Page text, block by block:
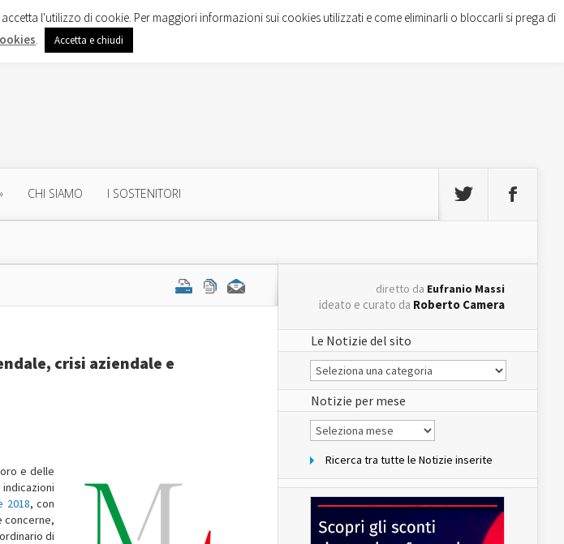
CHI SIAMO I SOSTENITORI
crisi aziendale e
e delle
2018, con
concerne,
di
diretto da Eufranio Massi
ideato e curato da Roberto Camera
Le Notizie del sito
Le
Notizie
del
sito
Notizie per mese
Notizie
per
Ricerca tra tutte le Notizie inserite
l'utilizzo di cookie. Per maggiori informazioni sui cookies utilizzati e come eliminarli o bloccarli si prega di
. Accetta e chiudi